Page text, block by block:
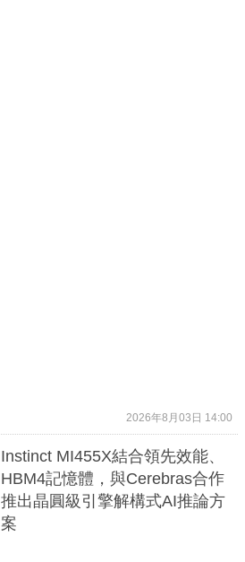
2026年8月03日 14:00
Instinct MI455X結合領先效能、
HBM4記憶體，與Cerebras合作
推出晶圓級引擎解構式AI推論方
案